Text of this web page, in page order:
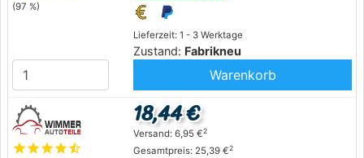
(97 %)
Lieferzeit: 1 - 3 Werktage
Zustand: Fabrikneu
Warenkorb
starstarstarstarstar_half
18,44 €
Versand: 6,95 €2
Gesamtpreis: 25,39 €2